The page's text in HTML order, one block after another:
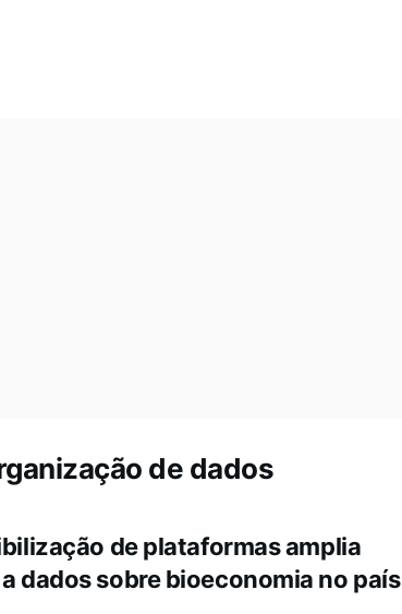
de dados
de plataformas amplia
dados sobre bioeconomia no país